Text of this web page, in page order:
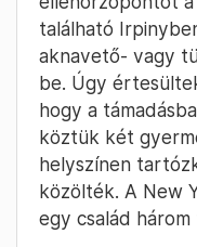
található
aknavető- vagy
be. Úgy
hogy a
köztük két
helyszínen
közölték. A New
egy család három